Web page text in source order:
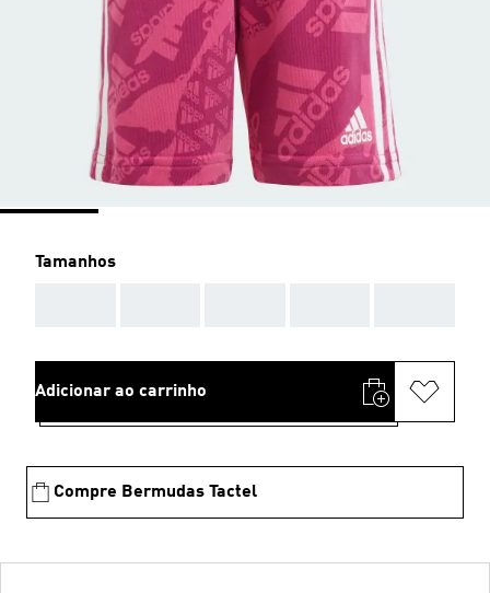
Tamanhos
Adicionar ao carrinho
Compre Bermudas Tactel